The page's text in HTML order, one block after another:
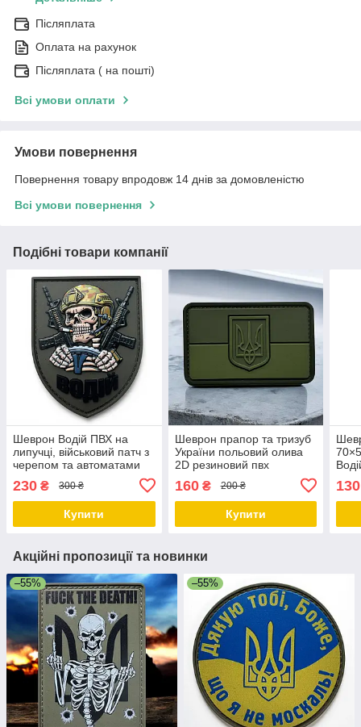
Післяплата
Оплата на рахунок
Післяплата ( на пошті)
Всі умови оплати
Умови повернення
Повернення товару впродовж 14 днів за домовленістю
Всі умови повернення
Подібні товари компанії
Шеврон Водій ПВХ на
липучці, військовий патч з
черепом та автоматами
230 ₴ 300 ₴
Купити
Шеврон прапор та тризуб
України польовий олива
2D резиновий пвх
160₴ 200 ₴
Купити
130
Акційні пропозиції та новинки
–55% –55%